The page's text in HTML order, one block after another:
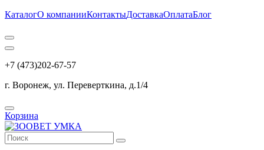
КаталогО компанииКонтактыДоставкаОплатаБлог
+7 (473)202-67-57
г. Воронеж, ул. Переверткина, д.1/4
Корзина